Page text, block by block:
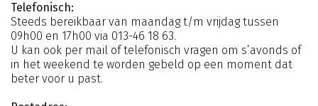
Telefonisch:
Steeds bereikbaar van maandag t/m vrijdag tussen
09h00 en 17h00 via 013-46 18 63.
U kan ook per mail of telefonisch vragen om s’avonds of
in het weekend te worden gebeld op een moment dat
beter voor u past.